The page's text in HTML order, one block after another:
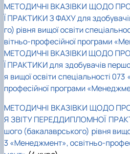
МЕТОДИЧНІ ВКАЗІВКИ ЩОДО
Ї ПРАКТИКИ З ФАХУ для
го) рівня вищої освіти
вітньо-професійної програми
МЕТОДИЧНІ ВКАЗІВКИ ЩОДО
Ї ПРАКТИКИ для здобувачів
я вищої освіти спеціальності
професійної програми
МЕТОДИЧНІ ВКАЗІВКИ ЩОДО
Я ЗВІТУ ПЕРЕДДИПЛОМНОЇ
шого (бакалаврського) рівня
3 «Менеджмент», освітньо-